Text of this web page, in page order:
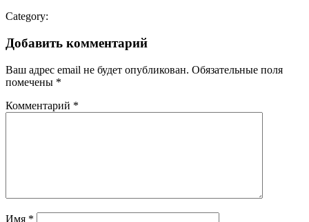
Category:
Добавить комментарий
Ваш адрес email не будет опубликован. Обязательные поля
помечены *
Комментарий *
Имя *